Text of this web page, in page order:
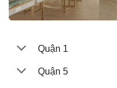
Quận 1
Quận 5